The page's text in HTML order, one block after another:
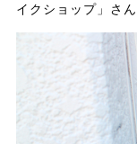
イクショップ」さ